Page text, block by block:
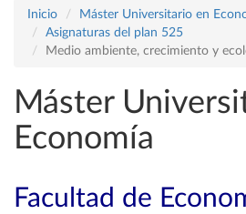
Inicio
Máster Universitario en
Asignaturas del plan 525
Medio ambiente, crecimiento y
Máster
Economía
Facultad de